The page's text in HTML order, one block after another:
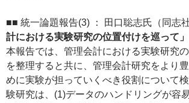
■■ 統一論題報告(3) ： 田口聡志氏（同志社
計における実験研究の位置付けを巡って」
本報告では、管理会計における実験研究
を整理すると共に、管理会計研究をより
めに実験が担っていくべき役割について
験研究は、(1)データのハンドリングが容